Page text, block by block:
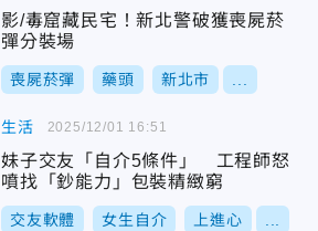
影/毒窟藏民宅！新北警破獲喪屍菸
彈分裝場
喪屍菸彈 藥頭 新北市
生活
妹子交友「自介5條件」 工程師怒
噴找「鈔能力」包裝精緻窮
交友軟體 女生自介 上進心
2025/12/01 16:51